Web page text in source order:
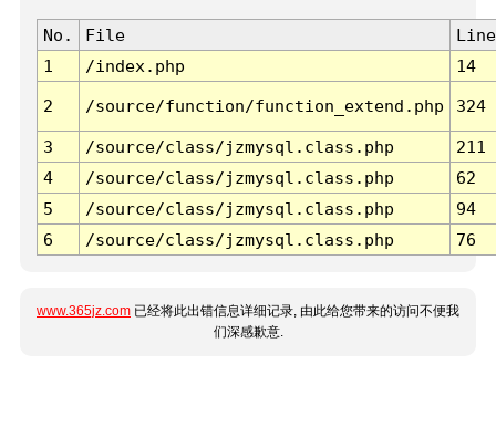
No. File
Line
1
/index.php 14
2 /source/function/function_extend.php 324
3 /source/class/jzmysql.class.php
211
4
/source/class/jzmysql.class.php
62
5
/source/class/jzmysql.class.php
94
6
/source/class/jzmysql.class.php 76
www.365jz.com 已经将此出错信息详细记录, 由此给您带来的访问不便我
们深感歉意.